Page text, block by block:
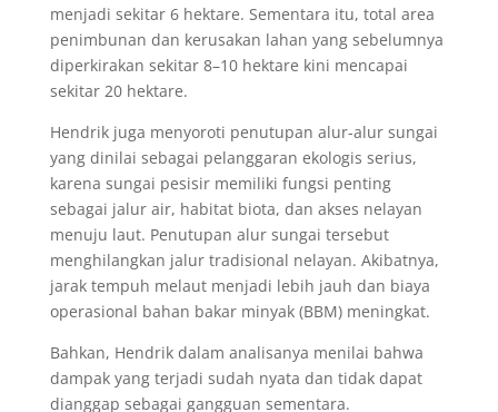
menjadi sekitar 6 hektare. Sementara itu, total area
penimbunan dan kerusakan lahan yang sebelumnya
diperkirakan sekitar 8–10 hektare kini mencapai
sekitar 20 hektare.
Hendrik juga menyoroti penutupan alur-alur sungai
yang dinilai sebagai pelanggaran ekologis serius,
karena sungai pesisir memiliki fungsi penting
sebagai jalur air, habitat biota, dan akses nelayan
menuju laut. Penutupan alur sungai tersebut
menghilangkan jalur tradisional nelayan. Akibatnya,
jarak tempuh melaut menjadi lebih jauh dan biaya
operasional bahan bakar minyak (BBM) meningkat.
Bahkan, Hendrik dalam analisanya menilai bahwa
dampak yang terjadi sudah nyata dan tidak dapat
dianggap sebagai gangguan sementara.